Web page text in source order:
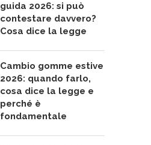
guida 2026: si può
contestare davvero?
Cosa dice la legge
Cambio gomme estive
2026: quando farlo,
cosa dice la legge e
perché è
fondamentale